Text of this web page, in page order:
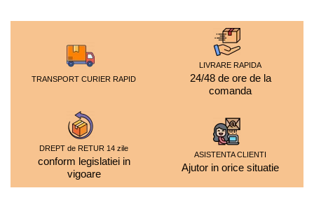
TRANSPORT CURIER RAPID
LIVRARE RAPIDA
24/48 de ore de la
comanda
DREPT de RETUR 14 zile
conform legislatiei in
vigoare
ASISTENTA CLIENTI
Ajutor in orice situatie